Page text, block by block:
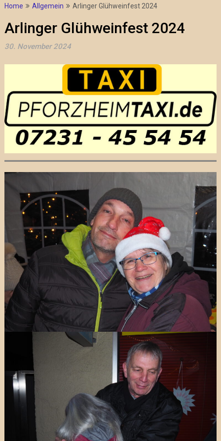
Home Allgemein Arlinger Glühweinfest 2024
Arlinger Glühweinfest 2024
30. November 2024